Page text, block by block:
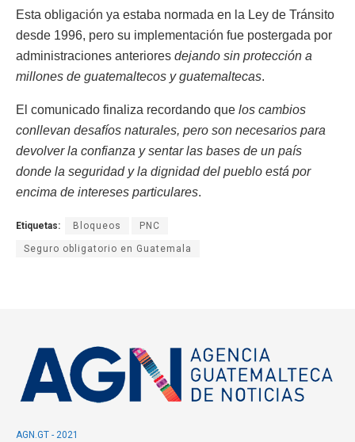
Esta obligación ya estaba normada en la Ley de Tránsito
desde 1996, pero su implementación fue postergada por
administraciones anteriores dejando sin protección a
millones de guatemaltecos y guatemaltecas.
El comunicado finaliza recordando que los cambios
conllevan desafíos naturales, pero son necesarios para
devolver la confianza y sentar las bases de un país
donde la seguridad y la dignidad del pueblo está por
encima de intereses particulares.
Etiquetas: Bloqueos PNC
Seguro obligatorio en Guatemala
AGN.GT - 2021